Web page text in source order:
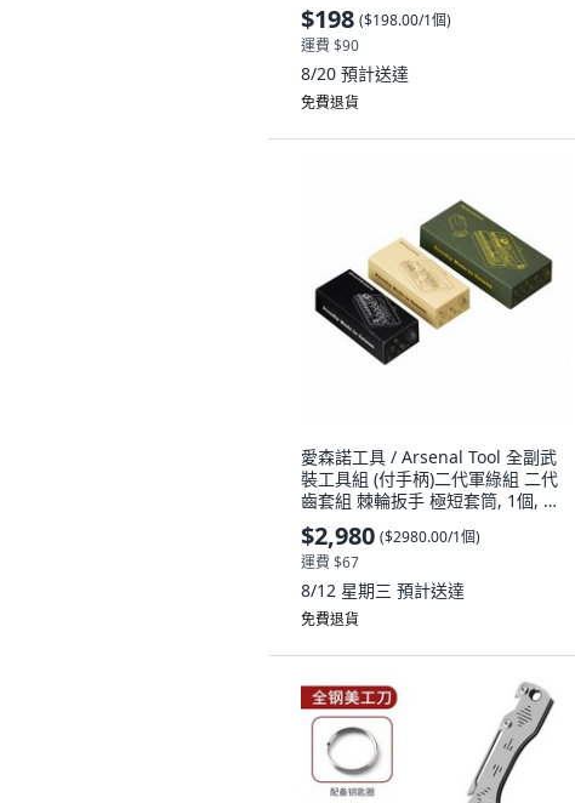
$198 ($198.00/1個)
運費 $90
8/20 預計送達
免費退貨
愛森諾工具 / Arsenal Tool 全副武
裝工具組 (付手柄)二代軍綠組 二代
齒套組 棘輪扳手 極短套筒, 1個, 二
代軍綠,二代礦黑,沙漠
$2,980 ($2980.00/1個)
運費 $67
8/12 星期三 預計送達
免費退貨